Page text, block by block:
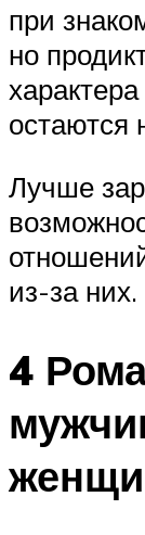
при
но
остаются
Лучше
из-за них.
4